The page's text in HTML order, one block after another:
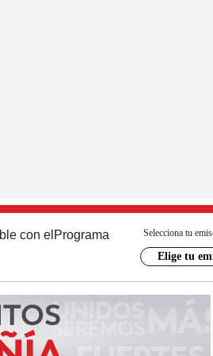
con el Programa Selecciona tu
Elige tu